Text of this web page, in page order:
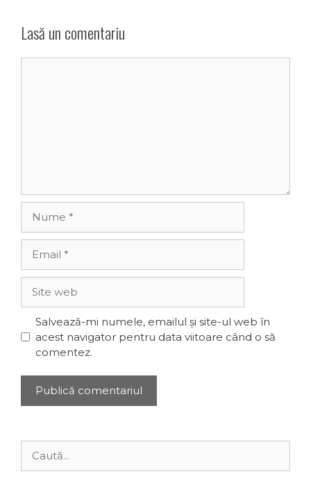
Lasă un comentariu
web
Salvează-mi numele, emailul și site-ul web în
acest navigator pentru data viitoare când o să
comentez.
după: